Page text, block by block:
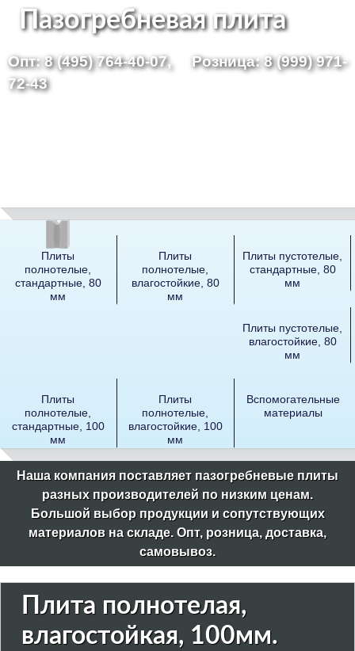
Перейти
основному
Пазогребневая плита
Опт: 8 (495) 764-40-07,
Розница: 8 (999) 971-
72-43
Плиты
полнотелые,
стандартные, 80
мм
Плиты
полнотелые,
влагостойкие, 80
мм
Плиты пустотелые,
стандартные, 80
мм
Плиты пустотелые,
влагостойкие, 80
мм
Плиты
полнотелые,
стандартные, 100
мм
Плиты
полнотелые,
влагостойкие, 100
мм
Вспомогательные
материалы
Наша компания поставляет пазогребневые плиты
разных производителей по низким ценам.
Большой выбор продукции и сопутствующих
материалов на складе. Опт, розница, доставка,
самовывоз.
Плита полнотелая,
влагостойкая, 100мм.